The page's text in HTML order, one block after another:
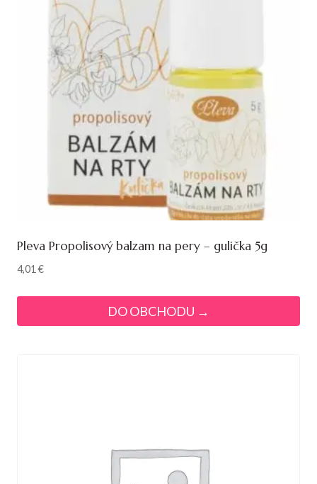
Pleva Propolisový balzam na pery – gulička 5g
4,01€
DO OBCHODU →